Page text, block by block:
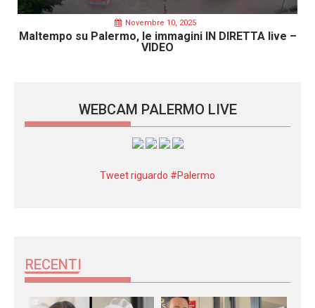
Novembre 10, 2025
Maltempo su Palermo, le immagini IN DIRETTA live –
VIDEO
WEBCAM PALERMO LIVE
Tweet riguardo #Palermo
RECENTI